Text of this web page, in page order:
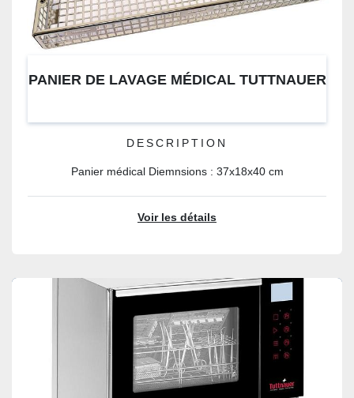
PANIER DE LAVAGE MÉDICAL TUTTNAUER
DESCRIPTION
Panier médical Diemnsions : 37x18x40 cm
Voir les détails